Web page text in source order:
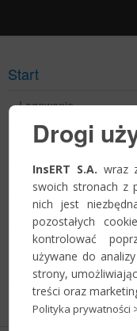
Start
Logowanie
Przypomnienie hasła
Jak zostać Partnerem?
Zostań Partnerem!
Harmonogram szkoleń
Informacje o
Drogi
InsERT S.A. wraz
swoich stronach z
nich jest
pozostałych
kontrolować
używane do
strony,
treści oraz
Polityka prywatności